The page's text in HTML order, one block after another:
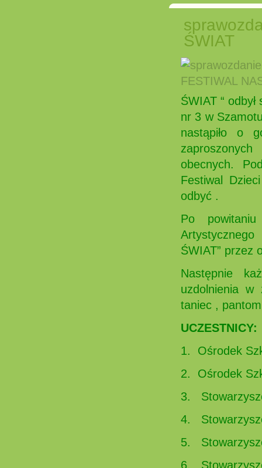
ŚWIAT
ŚWIAT “
nr 3 w
nastąpiło o
obecnych.
Festiwal
odbyć .
Po
ŚWIAT” przez
Następnie
uzdolnienia w
taniec ,
UCZESTNICY:
1. Ośrodek
2. Ośrodek
3.
4.
5.
6.